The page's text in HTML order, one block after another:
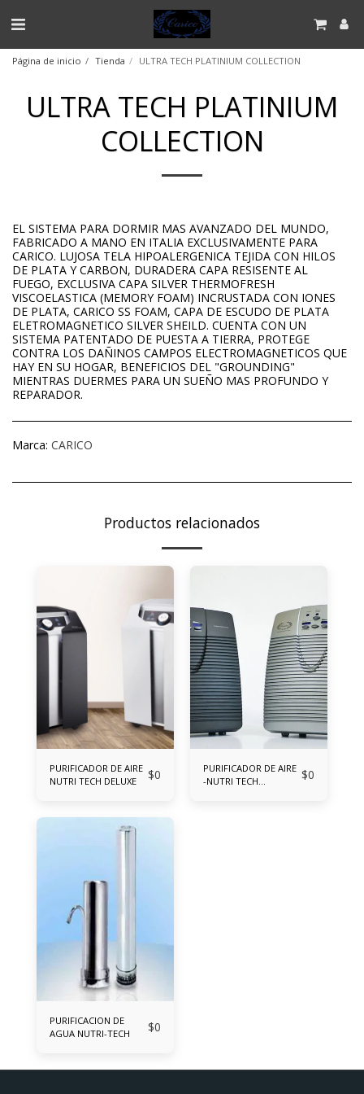
Página de inicio Tienda ULTRA TECH PLATINIUM COLLECTION
ULTRA TECH PLATINIUM
COLLECTION
EL SISTEMA PARA DORMIR MAS AVANZADO DEL MUNDO,
FABRICADO A MANO EN ITALIA EXCLUSIVAMENTE PARA
CARICO. LUJOSA TELA HIPOALERGENICA TEJIDA CON HILOS
DE PLATA Y CARBON, DURADERA CAPA RESISENTE AL
FUEGO, EXCLUSIVA CAPA SILVER THERMOFRESH
VISCOELASTICA (MEMORY FOAM) INCRUSTADA CON IONES
DE PLATA, CARICO SS FOAM, CAPA DE ESCUDO DE PLATA
ELETROMAGNETICO SILVER SHEILD. CUENTA CON UN
SISTEMA PATENTADO DE PUESTA A TIERRA, PROTEGE
CONTRA LOS DAÑINOS CAMPOS ELECTROMAGNETICOS QUE
HAY EN SU HOGAR, BENEFICIOS DEL "GROUNDING"
MIENTRAS DUERMES PARA UN SUEÑO MAS PROFUNDO Y
REPARADOR.
Marca: CARICO
Productos relacionados
PURIFICADOR DE AIRE
NUTRI TECH DELUXE
$0
PURIFICADOR DE AIRE
-NUTRI TECH
$0
PURIFICACION DE
AGUA NUTRI-TECH
$0